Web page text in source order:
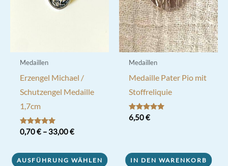
auf
der
Produktseite
gewählt
werden
Medaillen
Erzengel Michael /
Schutzengel Medaille
1,7cm
Bewertet mit
5.00
0,70€– 33,00€
AUSFÜHRUNG WÄHLEN
Produkt
Medaillen
Medaille Pater Pio mit
Stoffreliquie
Bewertet mit
5.00
6,50€
IN DEN WARENKORB